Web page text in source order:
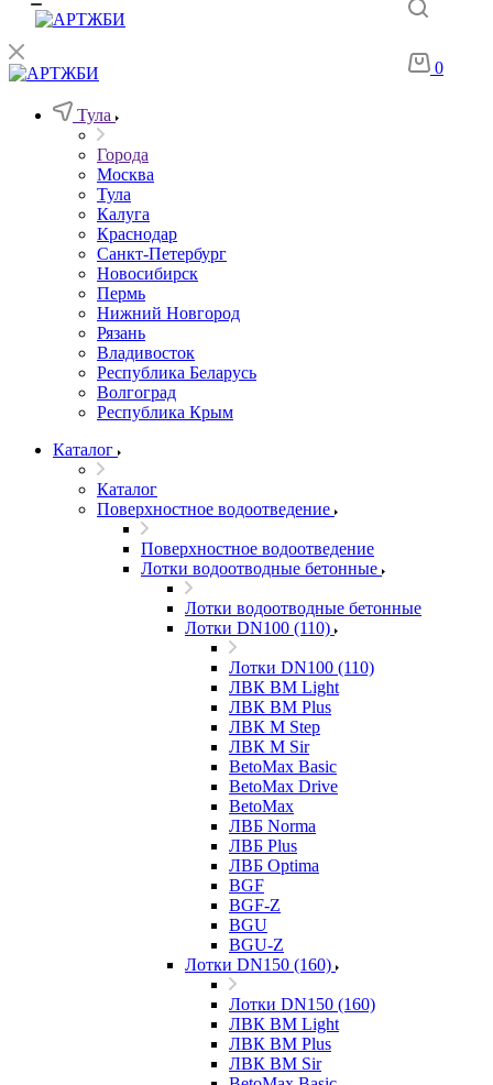
0
Тула
Города
Москва
Тула
Калуга
Краснодар
Санкт-Петербург
Новосибирск
Пермь
Нижний Новгород
Рязань
Владивосток
Республика Беларусь
Волгоград
Республика Крым
Каталог
Каталог
Поверхностное водоотведение
Поверхностное водоотведение
Лотки водоотводные бетонные
Лотки водоотводные бетонные
Лотки DN100 (110)
Лотки DN100 (110)
ЛВК ВМ Light
ЛВК ВМ Plus
ЛВК М Step
ЛВК М Sir
BetoMax Basic
BetoMax Drive
BetoMax
ЛВБ Norma
ЛВБ Plus
ЛВБ Optima
BGF
BGF-Z
BGU
BGU-Z
Лотки DN150 (160)
Лотки DN150 (160)
ЛВК ВМ Light
ЛВК ВМ Plus
ЛВК ВМ Sir